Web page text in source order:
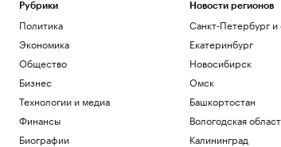
Рубрики
Политика
Экономика
Общество
Бизнес
Технологии и медиа
Финансы
Биографии
Новости регионов
Санкт-Петербург и
Екатеринбург
Новосибирск
Омск
Башкортостан
Вологодская
Калининград